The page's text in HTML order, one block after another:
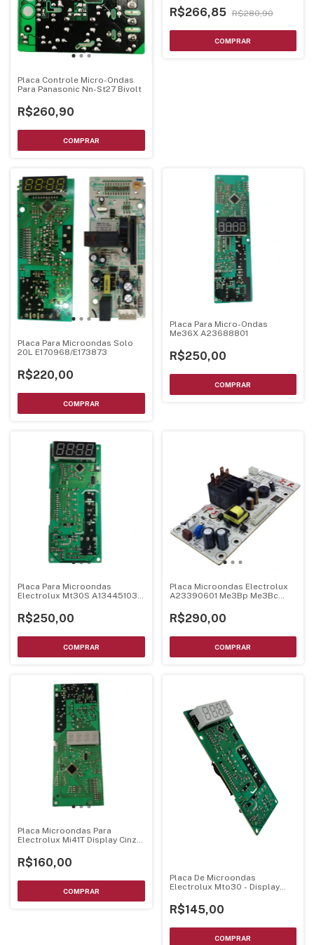
Placa Controle Micro-Ondas
Para Panasonic Nn-St27 Bivolt
R$260,90
R$266,85 R$280,90
Placa Para Microondas Solo
20L E170968/E173873
R$220,00
Placa Para Micro-Ondas
Me36X A23688801
R$250,00
Placa Para Microondas
Electrolux Mt30S A13445103
R$250,00
Placa Microondas Electrolux
A23390601 Me3Bp Me3Bc
R$290,00
Placa Microondas Para
Electrolux Mi41T Display Cinza
R$160,00
Placa De Microondas
Electrolux Mto30 - Display
R$145,00